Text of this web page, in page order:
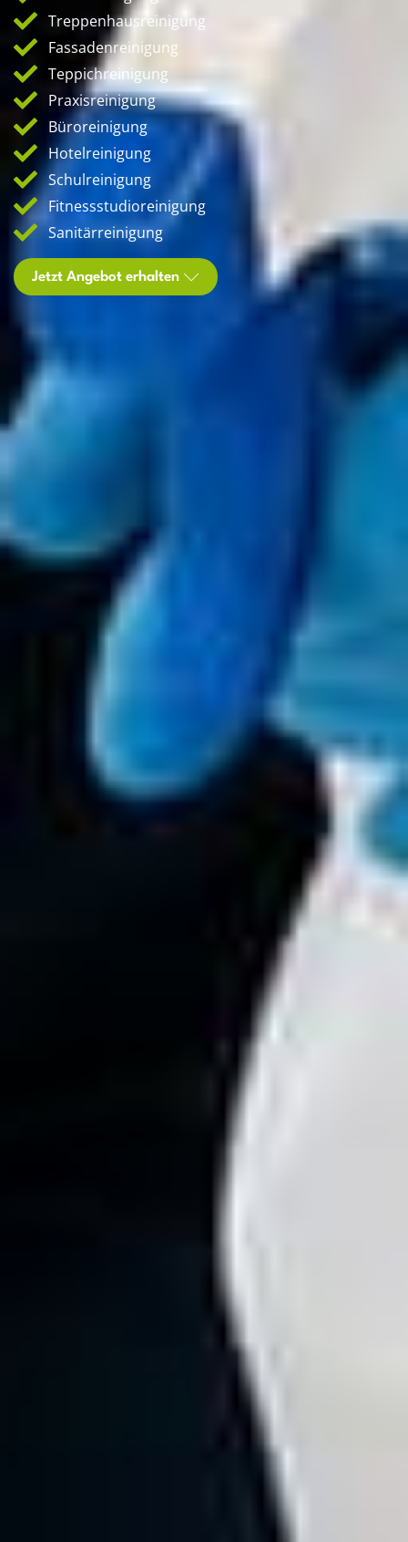
Treppenhausreinigung
Fassadenreinigung
Teppichreinigung
Praxisreinigung
Büroreinigung
Hotelreinigung
Schulreinigung
Fitnessstudioreinigung
Sanitärreinigung
Jetzt Angebot erhalten